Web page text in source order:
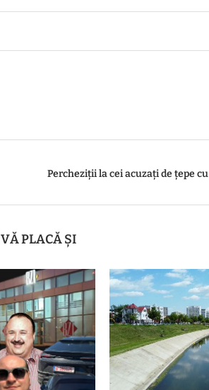
Percheziții la cei acuzați de țepe
PLACĂ ȘI